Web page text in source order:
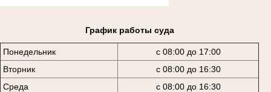
График работы суда
Понедельник
с 08:00 до 17:00
Вторник
с 08:00 до 16:30
Среда
с 08:00 до 16:30